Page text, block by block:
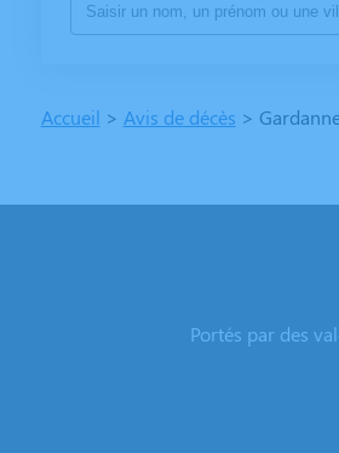
Accueil > Avis de décès >
Portés par des